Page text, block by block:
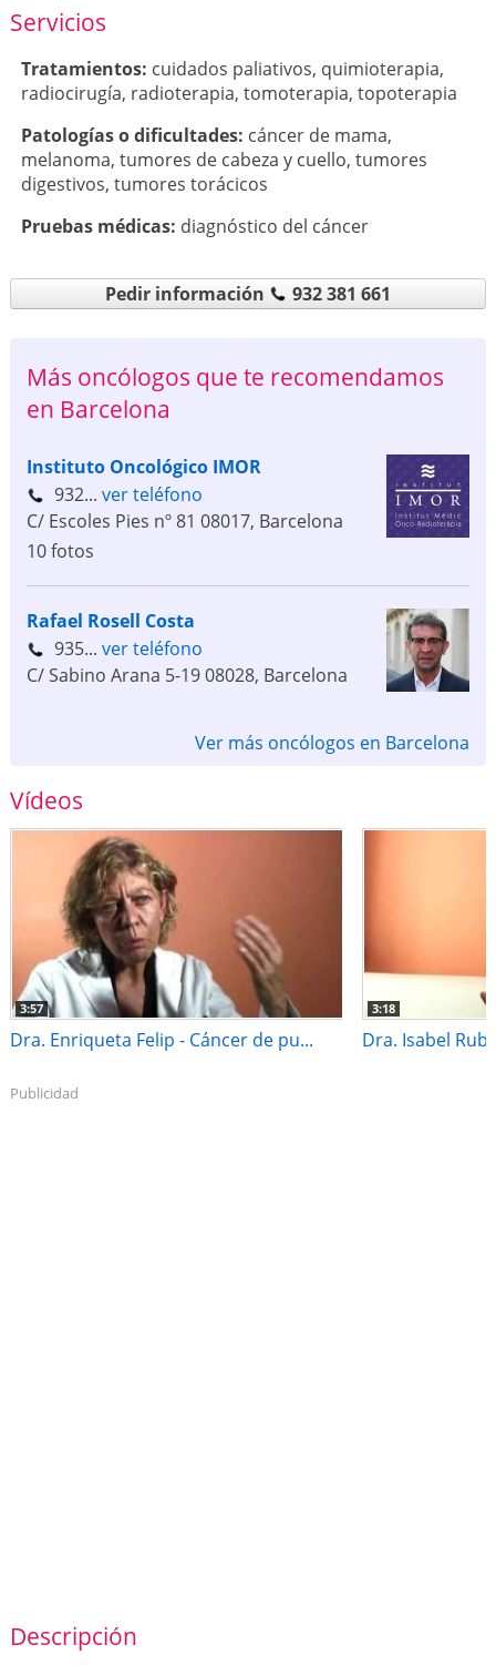
Servicios
Tratamientos: cuidados paliativos, quimioterapia,
radiocirugía, radioterapia, tomoterapia, topoterapia
Patologí­as o dificultades: cáncer de mama,
melanoma, tumores de cabeza y cuello, tumores
digestivos, tumores torácicos
Pruebas médicas: diagnóstico del cáncer
Pedir información 932 381 661
Más oncólogos que te recomendamos
en Barcelona
Instituto Oncológico IMOR
932... ver teléfono
C/ Escoles Pies nº 81 08017, Barcelona
10 fotos
Rafael Rosell Costa
935... ver teléfono
C/ Sabino Arana 5-1908028, Barcelona
Ver más oncólogos en Barcelona
Vídeos
3:57
Dra. Enriqueta Felip - Cáncer de pu...
3:18
Dra. Isabel
Publicidad
Descripción